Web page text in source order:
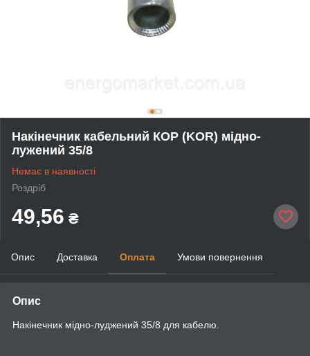
Накінечник кабельний КОР (KOR) мідно-
лужений 35/8
Немає в наявності
Роздріб
49,56 ₴
Опис Доставка Оплата Умови повернення
Опис
Накінечник мідно-луджений 35/8 для кабелю.